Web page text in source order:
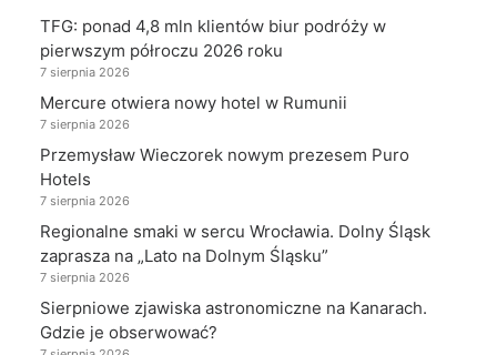
TFG: ponad 4,8 mln klientów biur podróży w
pierwszym półroczu 2026 roku
7 sierpnia 2026
Mercure otwiera nowy hotel w Rumunii
7 sierpnia 2026
Przemysław Wieczorek nowym prezesem Puro
Hotels
7 sierpnia 2026
Regionalne smaki w sercu Wrocławia. Dolny Śląsk
zaprasza na „Lato na Dolnym Śląsku”
7 sierpnia 2026
Sierpniowe zjawiska astronomiczne na Kanarach.
Gdzie je obserwować?